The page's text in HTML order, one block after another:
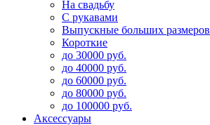
На свадьбу
С рукавами
Выпускные больших размеров
Короткие
до 30000 руб.
до 40000 руб.
до 60000 руб.
до 80000 руб.
до 100000 руб.
Аксессуары